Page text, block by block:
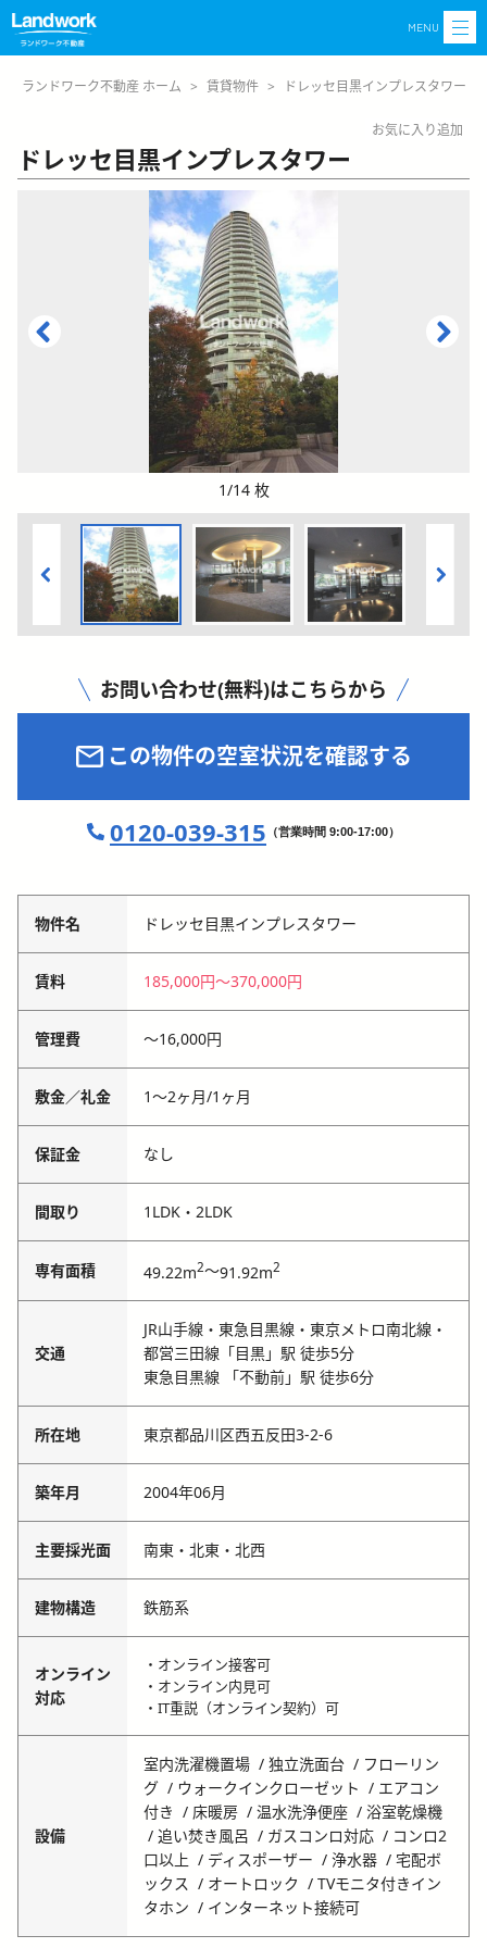
MENU
ランドワーク不動産 ホーム > 賃貸物件 > ドレッセ目黒インプレスタワー
お気に入り追加
ドレッセ目黒インプレスタワー
1/14 枚
お問い合わせ(無料)はこちらから
この物件の空室状況を確認する
0120-039-315 （営業時間 9:00-17:00）
物件名 ドレッセ目黒インプレスタワー
賃料 185,000円〜370,000円
管理費 〜16,000円
敷金／礼金 1〜2ヶ月/1ヶ月
保証金 なし
間取り 1LDK・2LDK
専有面積 49.22m2～91.92m2
交通
JR山手線・東急目黒線・東京メトロ南北線・
都営三田線「目黒」駅 徒歩5分
東急目黒線 「不動前」駅 徒歩6分
所在地 東京都品川区西五反田3-2-6
築年月 2004年06月
主要採光面 南東・北東・北西
建物構造 鉄筋系
オンライン
対応
・オンライン接客可
・オンライン内見可
・IT重説（オンライン契約）可
設備
室内洗濯機置場 独立洗面台
フローリン
グ
ウォークインクローゼット
エアコン
付き
床暖房 温水洗浄便座
浴室乾燥機
追い焚き風呂
ガスコンロ対応
コンロ2
口以上
ディスポーザー 浄水器
宅配ボ
ックス
オートロック
TVモニタ付きイン
タホン
インターネット接続可